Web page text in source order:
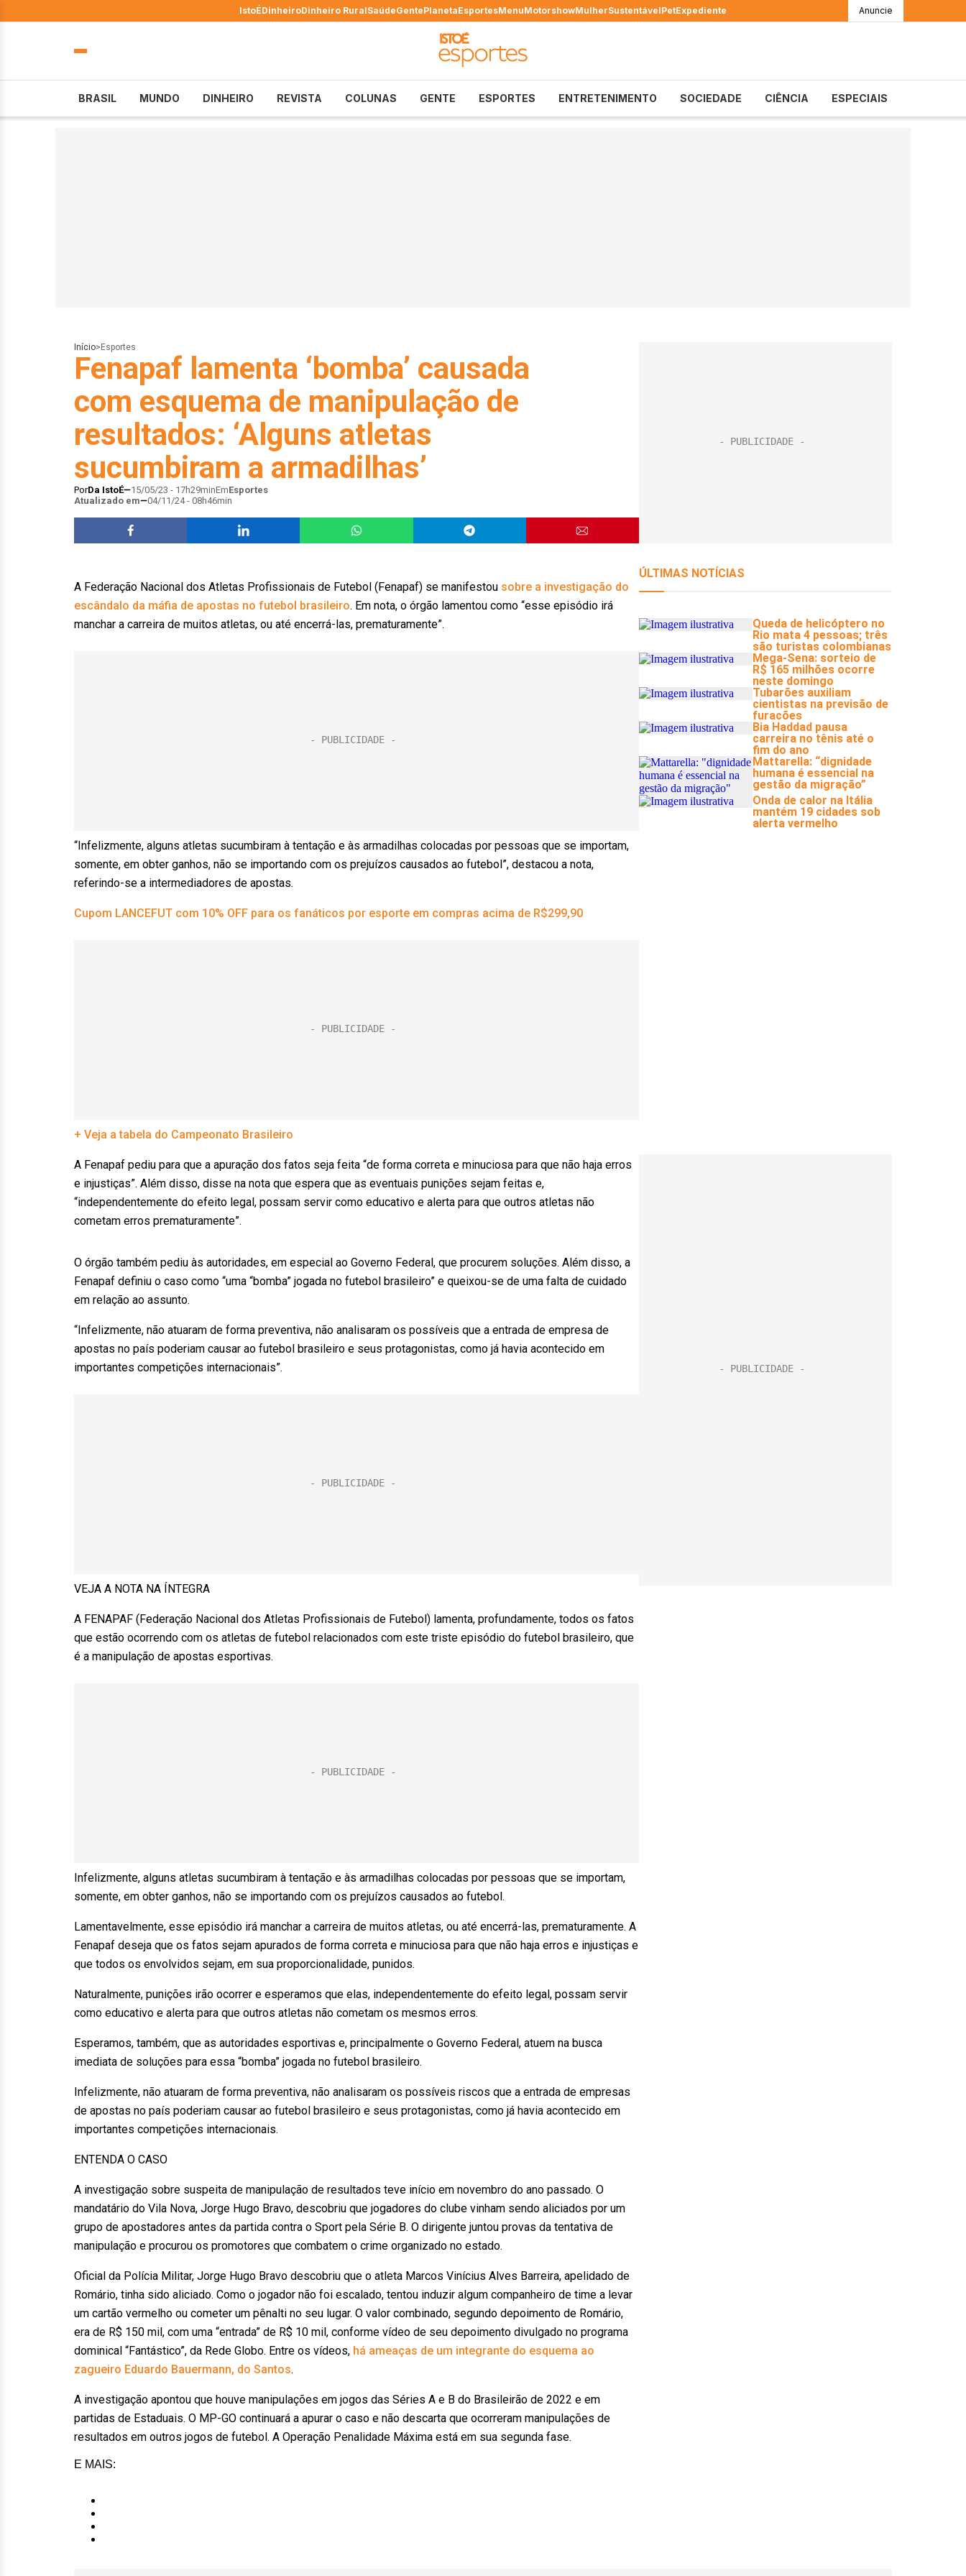
IstoÉDinheiroDinheiro RuralSaúdeGentePlanetaEsportesMenuMotorshowMulherSustentávelPetExpediente Anuncie
BRASIL MUNDO DINHEIRO REVISTA COLUNAS GENTE ESPORTES ENTRETENIMENTO SOCIEDADE CIÊNCIA ESPECIAIS
Início> Esportes
Fenapaf lamenta ‘bomba’ causada
com esquema de manipulação de
resultados: ‘Alguns atletas
sucumbiram a armadilhas’
PorDa IstoÉ 15/05/23 - 17h29minEmEsportes
Atualizado em
04/11/24 - 08h46min
A Federação Nacional dos Atletas Profissionais de Futebol (Fenapaf) se manifestou sobre a investigação do
escândalo da máfia de apostas no futebol brasileiro. Em nota, o órgão lamentou como “esse episódio irá
manchar a carreira de muitos atletas, ou até encerrá-las, prematuramente”.
“Infelizmente, alguns atletas sucumbiram à tentação e às armadilhas colocadas por pessoas que se importam,
somente, em obter ganhos, não se importando com os prejuízos causados ao futebol”, destacou a nota,
referindo-se a intermediadores de apostas.
Cupom LANCEFUT com 10% OFF para os fanáticos por esporte em compras acima de R$299,90
+ Veja a tabela do Campeonato Brasileiro
A Fenapaf pediu para que a apuração dos fatos seja feita “de forma correta e minuciosa para que não haja erros
e injustiças”. Além disso, disse na nota que espera que as eventuais punições sejam feitas e,
“independentemente do efeito legal, possam servir como educativo e alerta para que outros atletas não
cometam erros prematuramente”.
O órgão também pediu às autoridades, em especial ao Governo Federal, que procurem soluções. Além disso, a
Fenapaf definiu o caso como “uma “bomba” jogada no futebol brasileiro” e queixou-se de uma falta de cuidado
em relação ao assunto.
“Infelizmente, não atuaram de forma preventiva, não analisaram os possíveis que a entrada de empresa de
apostas no país poderiam causar ao futebol brasileiro e seus protagonistas, como já havia acontecido em
importantes competições internacionais”.
VEJA A NOTA NA ÍNTEGRA
A FENAPAF (Federação Nacional dos Atletas Profissionais de Futebol) lamenta, profundamente, todos os fatos
que estão ocorrendo com os atletas de futebol relacionados com este triste episódio do futebol brasileiro, que
é a manipulação de apostas esportivas.
Infelizmente, alguns atletas sucumbiram à tentação e às armadilhas colocadas por pessoas que se importam,
somente, em obter ganhos, não se importando com os prejuízos causados ao futebol.
Lamentavelmente, esse episódio irá manchar a carreira de muitos atletas, ou até encerrá-las, prematuramente. A
Fenapaf deseja que os fatos sejam apurados de forma correta e minuciosa para que não haja erros e injustiças e
que todos os envolvidos sejam, em sua proporcionalidade, punidos.
Naturalmente, punições irão ocorrer e esperamos que elas, independentemente do efeito legal, possam servir
como educativo e alerta para que outros atletas não cometam os mesmos erros.
Esperamos, também, que as autoridades esportivas e, principalmente o Governo Federal, atuem na busca
imediata de soluções para essa “bomba” jogada no futebol brasileiro.
Infelizmente, não atuaram de forma preventiva, não analisaram os possíveis riscos que a entrada de empresas
de apostas no país poderiam causar ao futebol brasileiro e seus protagonistas, como já havia acontecido em
importantes competições internacionais.
ENTENDA O CASO
A investigação sobre suspeita de manipulação de resultados teve início em novembro do ano passado. O
mandatário do Vila Nova, Jorge Hugo Bravo, descobriu que jogadores do clube vinham sendo aliciados por um
grupo de apostadores antes da partida contra o Sport pela Série B. O dirigente juntou provas da tentativa de
manipulação e procurou os promotores que combatem o crime organizado no estado.
Oficial da Polícia Militar, Jorge Hugo Bravo descobriu que o atleta Marcos Vinícius Alves Barreira, apelidado de
Romário, tinha sido aliciado. Como o jogador não foi escalado, tentou induzir algum companheiro de time a levar
um cartão vermelho ou cometer um pênalti no seu lugar. O valor combinado, segundo depoimento de Romário,
era de R$ 150 mil, com uma “entrada” de R$ 10 mil, conforme vídeo de seu depoimento divulgado no programa
dominical “Fantástico”, da Rede Globo. Entre os vídeos, há ameaças de um integrante do esquema ao
zagueiro Eduardo Bauermann, do Santos.
A investigação apontou que houve manipulações em jogos das Séries A e B do Brasileirão de 2022 e em
partidas de Estaduais. O MP-GO continuará a apurar o caso e não descarta que ocorreram manipulações de
resultados em outros jogos de futebol. A Operação Penalidade Máxima está em sua segunda fase.
E MAIS: